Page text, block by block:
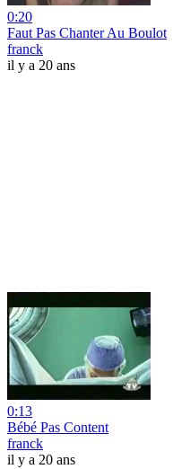
0:20
Faut Pas Chanter Au Boulot
franck
il y a 20 ans
0:13
Bébé Pas Content
franck
il y a 20 ans